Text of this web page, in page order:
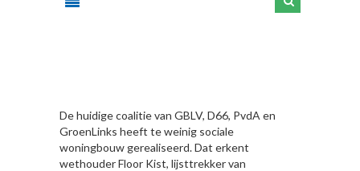
De huidige coalitie van GBLV, D66, PvdA en
GroenLinks heeft te weinig sociale
woningbouw gerealiseerd. Dat erkent
wethouder Floor Kist, lijsttrekker van